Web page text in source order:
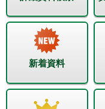
新着資料